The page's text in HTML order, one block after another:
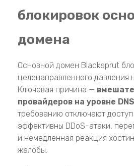
блокировок
домена
Основной домен Blacksprut
целенаправленного давления
Ключевая причина —
провайдеров на уровне DNS
требованию отключают
эффективны DDoS-атаки,
и немедленная реакция
жалобы.